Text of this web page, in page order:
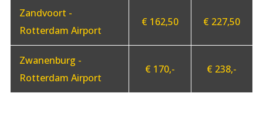
Zandvoort -
Rotterdam Airport
€ 162,50 € 227,50
Zwanenburg -
Rotterdam Airport
€ 170,- € 238,-